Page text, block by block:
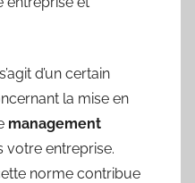
d’un certain
la mise en
management
votre entreprise.
norme contribue